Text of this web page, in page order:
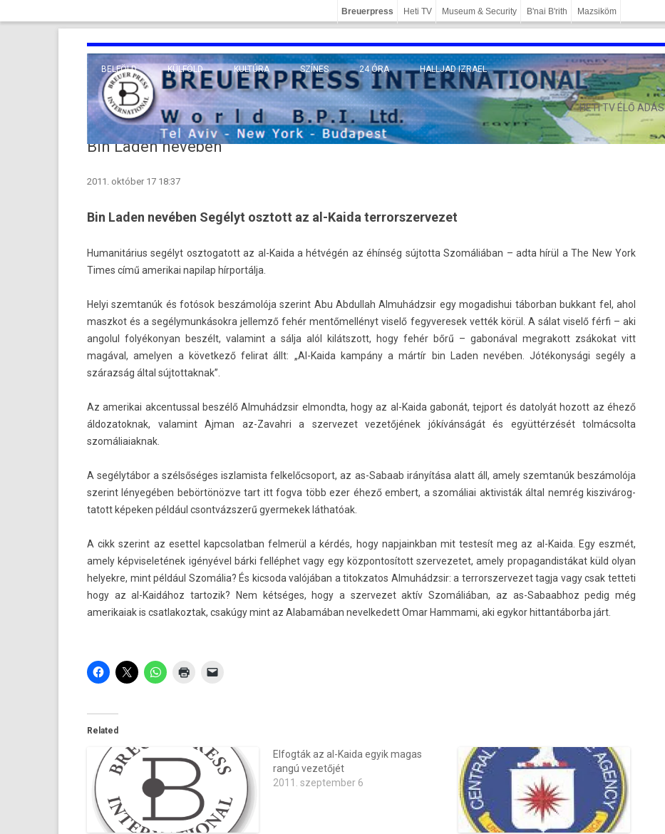
Breuerpress Heti TV Museum & Security B'nai B'rith Mazsiköm
BELFÖLD KÜLFÖLD
EURÓPA
KÖZEL-KELET
TENGERENTÚL
KULTÚRA
TUDOMÁNY
VALLÁS
SZÍNES 24 ÓRA HALLJAD IZRAEL
HETI TV ÉLŐ ADÁS
Bin Laden nevében
2011. október 17 18:37
Bin Laden nevében Segélyt osztott az al-Kaida terrorszervezet
Humanitárius segélyt osztogatott az al-Kaida a hétvégén az éhínség súj­totta Szomáliában – adta hírül a The New York
Times című amerikai napilap hírportálja.
Helyi szem­tanúk és fotósok beszámolója szerint Abu Ab­dul­lah Almuhádzsir egy mogadis­hui tábor­ban buk­kant fel, ahol
maszkot és a segélymun­kások­ra jel­lemző fehér mentőmellényt viselő fegyveresek vették körül. A sálat viselő férfi – aki
an­golul folyékonyan beszélt, valamint a sálja alól kilátszott, hogy fehér bőrű – gabonával meg­rakott zsákokat vitt
magával, amely­en a követ­kező felirat állt: „Al-Kaida kampány a mártír bin Laden nevében. Jótékonysági segély a
szárazság által súj­tottak­nak”.
Az amerikai ak­centuss­al beszélő Almuhádzsir el­mondta, hogy az al-Kaida gabonát, tej­port és datolyát hozott az éhező
áldozatok­nak, valamint Ajman az-Zavahri a szer­vezet vezetőjének jókívánságát és együttérzését tol­mácsol­ta
szomáliaiak­nak.
A segélytábor a szélsőséges iszlamis­ta fel­kelőc­soport, az as-Sabaab irányítása alatt áll, amely szem­tanúk beszámolója
szerint lényegében bebörtönözve tart itt fogva több ezer éhező em­bert, a szomáliai ak­tivis­ták által nemrég kis­zivárog­
tatott képeken például csontvázsz­erű gyer­mekek láthatóak.
A cikk szerint az eset­tel kapcsolat­ban fel­merül a kérdés, hogy nap­jainkban mit tes­tesít meg az al-Kaida. Egy eszmét,
amely kép­viseletének igényével bárki felléphet vagy egy köz­pontosított szer­vezetet, amely pro­pagan­distákat küld olyan
helyek­re, mint például Szomália? És kic­soda valójában a titok­zatos Almuhádzsir: a ter­rorszer­vezet tagja vagy csak tet­teti
hogy az al-Kaidához tar­tozik? Nem kétséges, hogy a szer­vezet aktív Szomáliában, az as-Sabaabhoz pedig még
amerikaiak is csat­lakoz­tak, csakúgy mint az Al­abamában nevel­kedett Omar Ham­mami, aki egykor hit­tantábor­ba járt.
Related
Elfogták az al-Kaida egyik magas
rangú vezetőjét
2011. szeptember 6